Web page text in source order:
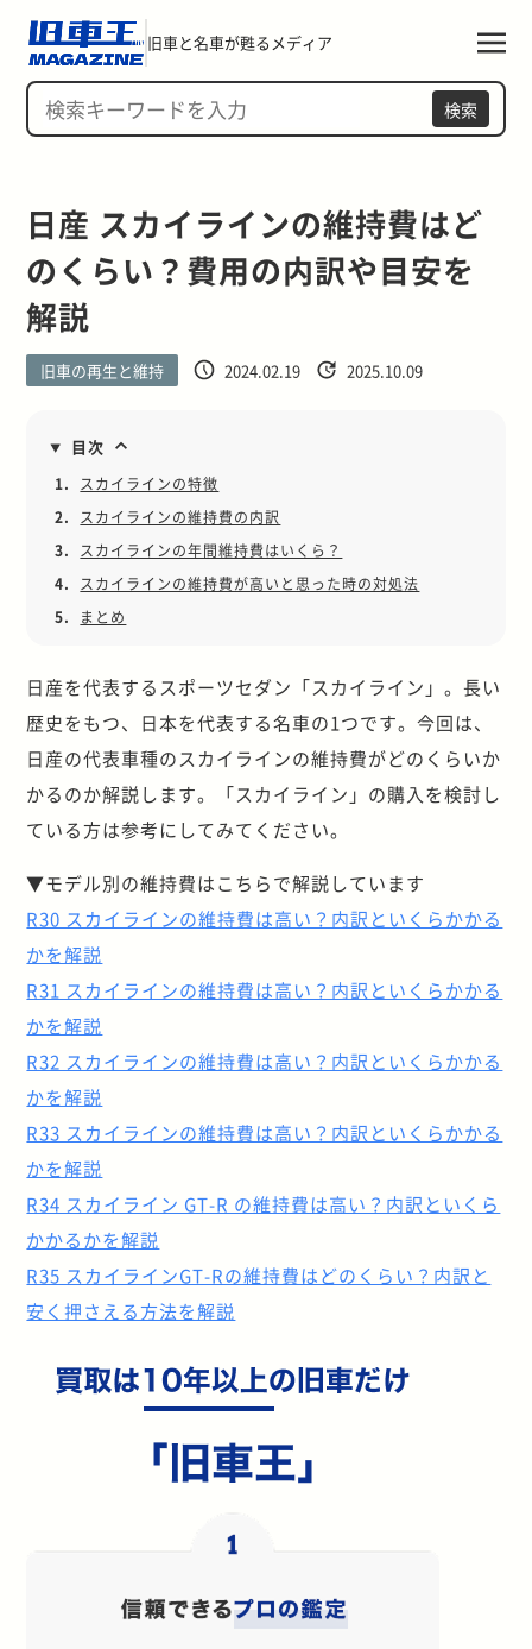
旧車と名車が甦るメディア
検索
日産 スカイラインの維持費はど
のくらい？費用の内訳や目安を
解説
旧車の再生と維持 2024.02.19 2025.10.09
目次
1.
スカイラインの特徴
2.
スカイラインの維持費の内訳
3.
スカイラインの年間維持費はいくら？
4.
スカイラインの維持費が高いと思った時の対処法
5.
まとめ
日産を代表するスポーツセダン「スカイライン」。長い
歴史をもつ、日本を代表する名車の1つです。今回は、
日産の代表車種のスカイラインの維持費がどのくらいか
かるのか解説します。「スカイライン」の購入を検討し
ている方は参考にしてみてください。
▼モデル別の維持費はこちらで解説しています
R30 スカイラインの維持費は高い？内訳といくらかかる
かを解説
R31 スカイラインの維持費は高い？内訳といくらかかる
かを解説
R32 スカイラインの維持費は高い？内訳といくらかかる
かを解説
R33 スカイラインの維持費は高い？内訳といくらかかる
かを解説
R34 スカイライン GT-R の維持費は高い？内訳といくら
かかるかを解説
R35 スカイラインGT-Rの維持費はどのくらい？内訳と
安く押さえる方法を解説